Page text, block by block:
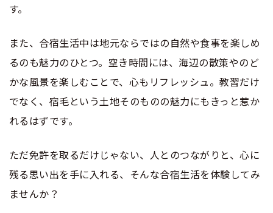
す。
また、合宿生活中は地元ならではの自然や食事を楽しめ
るのも魅力のひとつ。空き時間には、海辺の散策やのど
かな風景を楽しむことで、心もリフレッシュ。教習だけ
でなく、宿毛という土地そのものの魅力にもきっと惹か
れるはずです。
ただ免許を取るだけじゃない、人とのつながりと、心に
残る思い出を手に入れる、そんな合宿生活を体験してみ
ませんか？